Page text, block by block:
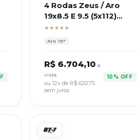
4 Rodas Zeus / Aro
19x8.5 E 9.5 (5x112)
ET40 / Mod. Mercedes
★★★★★
Aro 19"
R$ 6.704,10 à
vista
ou 12x de R$ 620,75
sem juros
10% OFF